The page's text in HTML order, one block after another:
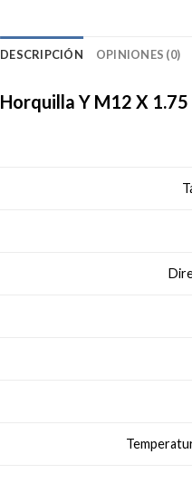
DESCRIPCIÓN OPINIONES (0)
Horquilla Y M12 X